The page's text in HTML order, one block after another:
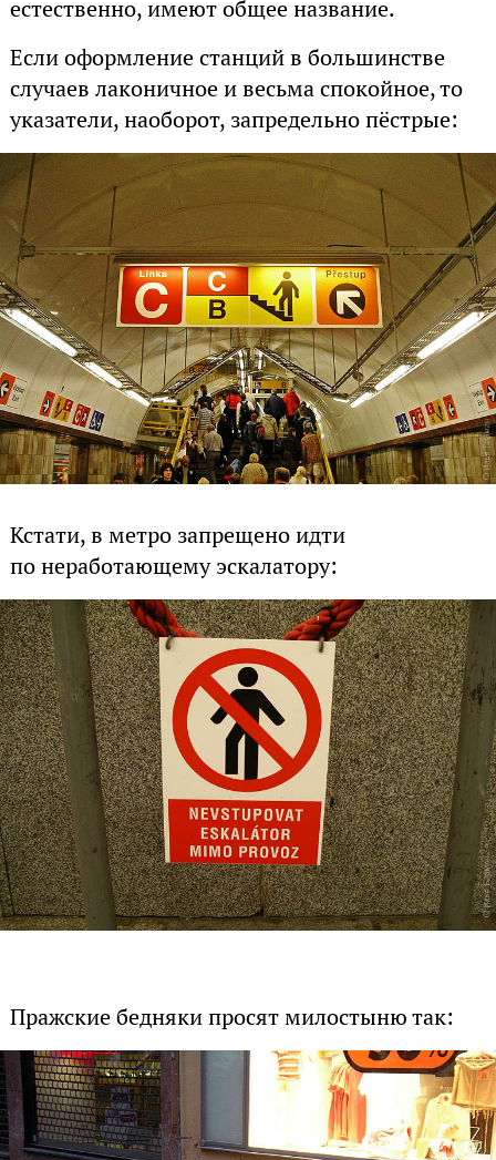
естественно, имеют общее название.
Если оформление станций в большинстве
случаев лаконичное и весьма спокойное, то
указатели, наоборот, запредельно пёстрые:
Кстати, в метро запрещено идти
по неработающему эскалатору:
Пражские бедняки просят милостыню так: